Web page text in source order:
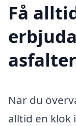
Få
När du
alltid en klok